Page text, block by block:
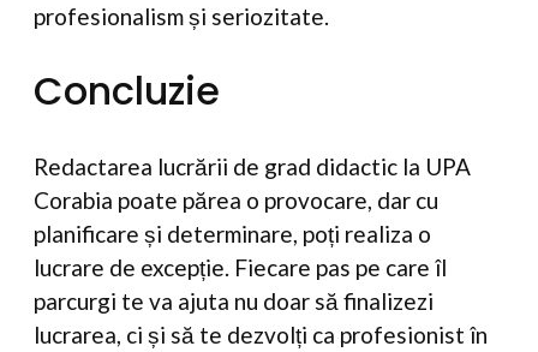
profesionalism și seriozitate.
Concluzie
Redactarea lucrării de grad didactic la UPA
Corabia poate părea o provocare, dar cu
planificare și determinare, poți realiza o
lucrare de excepție. Fiecare pas pe care îl
parcurgi te va ajuta nu doar să finalizezi
lucrarea, ci și să te dezvolți ca profesionist în